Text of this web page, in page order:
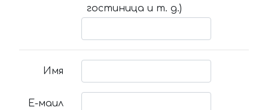
гостиница и т. д.)
Имя
Е-маил